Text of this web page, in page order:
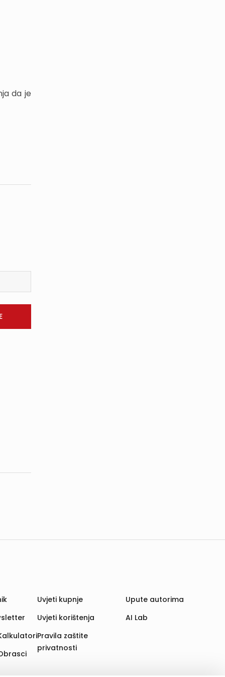
da je
Uvjeti kupnje
Uvjeti korištenja
Pravila zaštite
privatnosti
Upute autorima
AI Lab